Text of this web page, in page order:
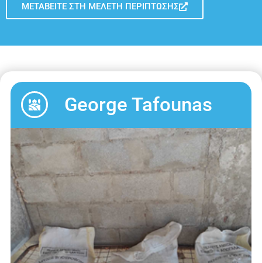
ΜΕΤΑΒΕΊΤΕ ΣΤΗ ΜΕΛΈΤΗ ΠΕΡΊΠΤΩΣΗΣ
George Tafounas